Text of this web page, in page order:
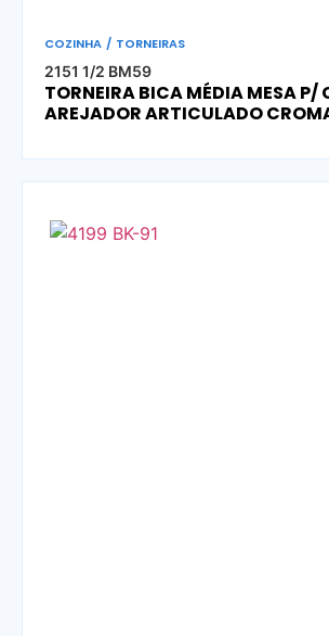
COZINHA / TORNEIRAS
2151 1/2 BM59
TORNEIRA BICA MÉDIA MESA P/
AREJADOR ARTICULADO